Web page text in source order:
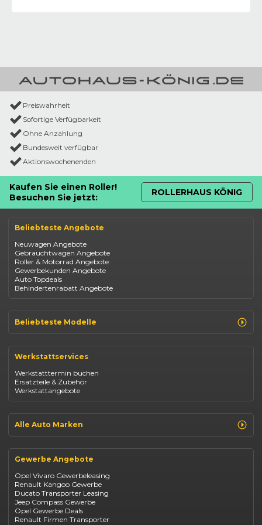
Preiswahrheit
Sofortige Verfügbarkeit
Ohne Anzahlung
Bundesweit verfügbar
Aktionswochenenden
Kaufen Sie einen Roller!
Besuchen Sie jetzt:
ROLLERHAUS KÖNIG
Beliebteste Angebote
Neuwagen Angebote
Gebrauchtwagen Angebote
Roller & Motorrad Angebote
Gewerbekunden Angebote
Auto Topdeals
Behindertenrabatt Angebote
Beliebteste Modelle
Opel Corsa
Fiat 500
Dacia Duster
Dacia Sandero
Jeep Compass
Suzuki Vitara
Suzuki Swift
Mazda CX-30
Werkstattservices
Werkstatttermin buchen
Ersatzteile & Zubehör
Werkstattangebote
Alle Auto Marken
Opel
Fiat
Jeep
Suzuki
BYD
Kia
Mazda
Citroën
Gewerbe Angebote
Opel Vivaro Gewerbeleasing
Renault Kangoo Gewerbe
Ducato Transporter Leasing
Jeep Compass Gewerbe
Opel Gewerbe Deals
Renault Firmen Transporter